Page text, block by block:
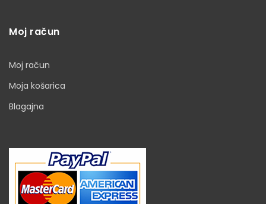
Moj račun
Moj račun
Moja košarica
Blagajna